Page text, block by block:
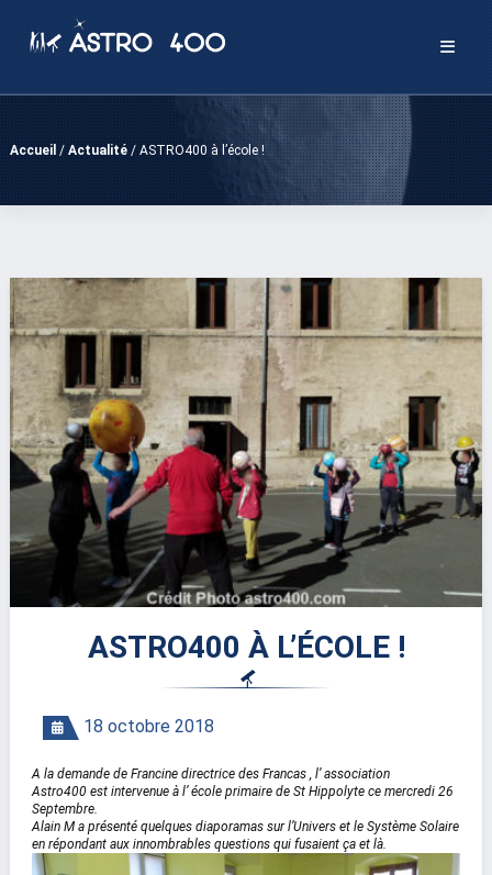
contenu
Accueil/Actualité/ASTRO400 à l’école !
ASTRO400 À L’ÉCOLE !
18 octobre 2018
A la demande de Francine directrice des Francas , l’ association
Astro400 est intervenue à l’ école primaire de St Hippolyte ce mercredi 26
Septembre.
Alain M a présenté quelques diaporamas sur l’Univers et le Système Solaire
en répondant aux innombrables questions qui fusaient ça et là.